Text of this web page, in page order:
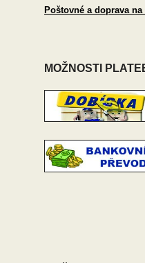
Poštovné a doprava na
MOŽNOSTI